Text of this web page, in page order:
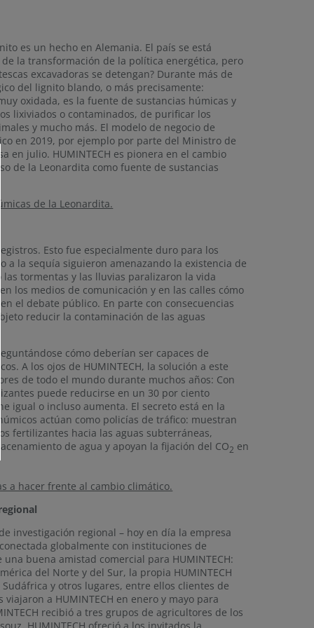
es un hecho en Alemania. El país se está
la transformación de la política energética, pero
excavadoras se detengan? Durante más de
del lignito blando, o más precisamente:
oxidada, es la fuente de sustancias húmicas y
lixiviados o contaminados, de purificar los
y mucho más. El modelo de negocio de
en 2019, por ejemplo por parte del Ministro de
en julio. HUMINTECH es pionera en el cambio
de la Leonardita como fuente de sustancias
de la Leonardita.
Esto fue especialmente duro para los
a la sequía siguieron amenazando la existencia de
tormentas y las lluvias paralizaron la vida
los medios de comunicación y en las calles cómo
el debate público. En parte con consecuencias
reducir la contaminación de las aguas
cómo deberían ser capaces de
A los ojos de HUMINTECH, la solución a este
de todo el mundo durante muchos años: Con
puede reducirse en un 30 por ciento
igual o incluso aumenta. El secreto está en la
actúan como policías de tráfico: muestran
fertilizantes hacia las aguas subterráneas,
de agua y apoyan la fijación del CO2 en
a hacer frente al cambio climático.
investigación regional – hoy en día la empresa
globalmente con instituciones de
buena amistad comercial para HUMINTECH:
del Norte y del Sur, la propia HUMINTECH
y otros lugares, entre ellos clientes de
a HUMINTECH en enero y mayo para
recibió a tres grupos de agricultores de los